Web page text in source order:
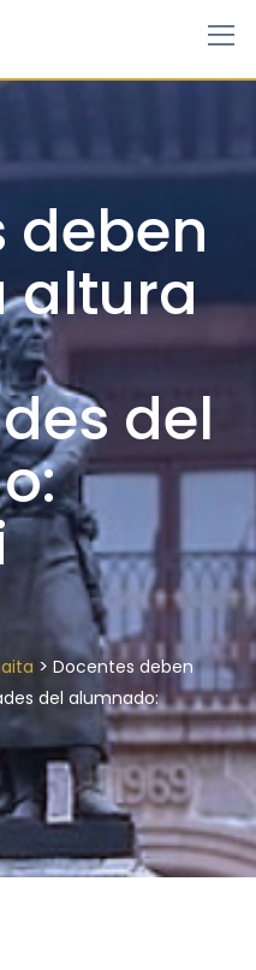
deben
altura
del
> Docentes deben
del alumnado: